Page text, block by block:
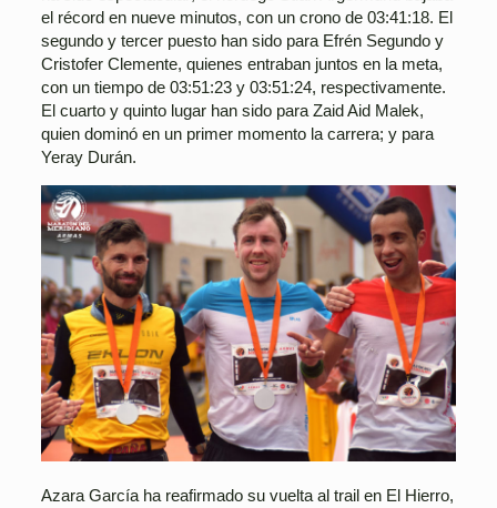
el récord en nueve minutos, con un crono de 03:41:18. El
segundo y tercer puesto han sido para Efrén Segundo y
Cristofer Clemente, quienes entraban juntos en la meta,
con un tiempo de 03:51:23 y 03:51:24, respectivamente.
El cuarto y quinto lugar han sido para Zaid Aid Malek,
quien dominó en un primer momento la carrera; y para
Yeray Durán.
Azara García ha reafirmado su vuelta al trail en El Hierro,